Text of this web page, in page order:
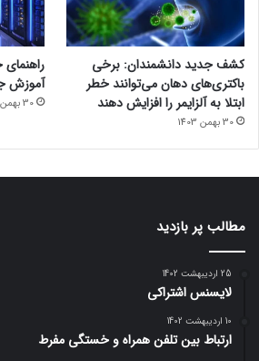
کشف جدید دانشمندان: برخی
باکتری‌های دهان می‌توانند خطر
ابتلا به آلزایمر را افزایش دهند
30 بهمن 1403
آموزش
30 بهمن 1403
مطالب پر بازدید
25 اردیبهشت 1402
لایسنس اشتراکی
10 اردیبهشت 1402
ارتباط بین تلفن همراه و خستگی مفرط